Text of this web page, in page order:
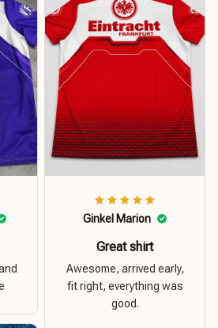
Ginkel Marion
Great shirt
Awesome, arrived early,
fit right, everything was
good.